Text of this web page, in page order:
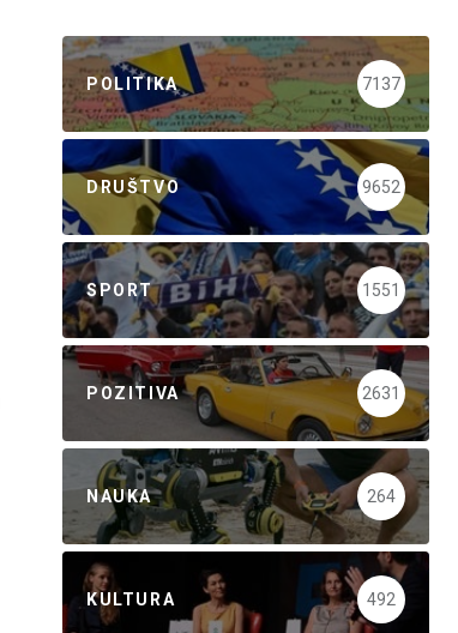
POLITIKA 7137
DRUŠTVO 9652
SPORT 1551
POZITIVA 2631
NAUKA 264
KULTURA 492